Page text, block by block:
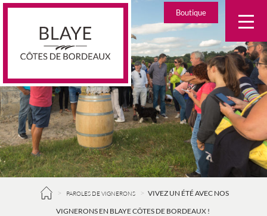
Skip
Boutique
> PAROLES DE VIGNERONS > VIVEZ UN ÉTÉ AVEC NOS
VIGNERONS EN BLAYE CÔTES DE BORDEAUX !